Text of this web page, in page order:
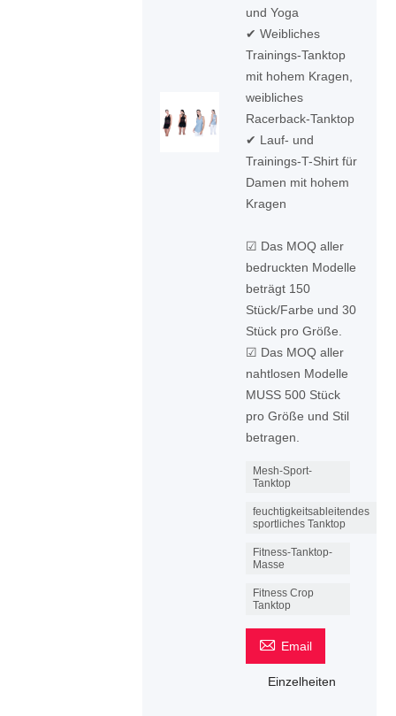
und Yoga
✔ Weibliches
Trainings-Tanktop
mit hohem Kragen,
weibliches
Racerback-Tanktop
✔ Lauf- und
Trainings-T-Shirt für
Damen mit hohem
Kragen
☑ Das MOQ aller
bedruckten Modelle
beträgt 150
Stück/Farbe und 30
Stück pro Größe.
☑ Das MOQ aller
nahtlosen Modelle
MUSS 500 Stück
pro Größe und Stil
betragen.
Mesh-Sport-
Tanktop
feuchtigkeitsableitendes
sportliches Tanktop
Fitness-Tanktop-
Masse
Fitness Crop
Tanktop
 Email
Einzelheiten